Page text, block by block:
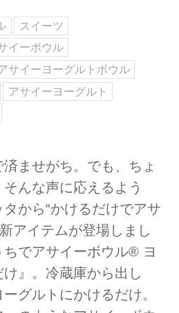
スイーツ
イーボウル
サイーヨーグルトボウル
アサイーヨーグルト
済ませがち。でも、ちょ
んな声に応えるよう
から“かけるだけでアサ
アイテムが登場しまし
でアサイーボウル® ヨ
』。冷蔵庫から出し
グルトにかけるだけ。